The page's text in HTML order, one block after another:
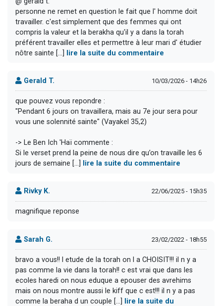
personne ne remet en question le fait que l' homme doit
travailler. c'est simplement que des femmes qui ont
compris la valeur et la berakha qu'il y a dans la torah
préférent travailler elles et permettre à leur mari d' étudier
nôtre sainte [...]
lire la suite du commentaire
Gerald T. 10/03/2026 - 14h26
que pouvez vous repondre :
"Pendant 6 jours on travaillera, mais au 7e jour sera pour
vous une solennité sainte" (Vayakel 35,2)
-> Le Ben Ich 'Haï commente :
Si le verset prend la peine de nous dire qu’on travaille les 6
jours de semaine [...]
lire la suite du commentaire
Rivky K. 22/06/2025 - 15h35
magnifique reponse
Sarah G. 23/02/2022 - 18h55
bravo a vous!! l etude de la torah on l a CHOISIT!!! il n y a
pas comme la vie dans la torah!! c est vrai que dans les
ecoles haredi on nous eduque a epouser des avrehims
mais on nous montre aussi le kiff que c est!!! il n y a pas
comme la beraha d un couple [...]
lire la suite du